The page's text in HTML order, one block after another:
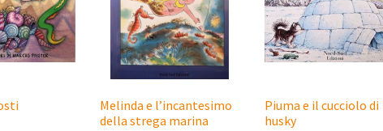
Melinda e l’incantesimo
della strega marina
Piuma e il cucciolo di
husky